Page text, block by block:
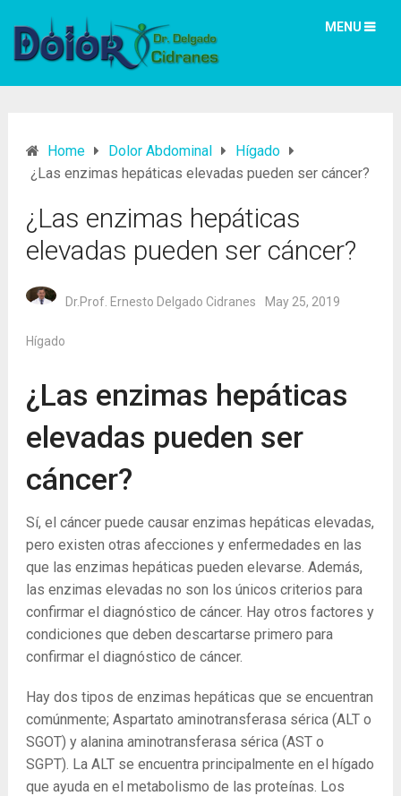
MENU
Home Dolor Abdominal
Hígado
¿Las enzimas hepáticas elevadas pueden ser cáncer?
¿Las enzimas hepáticas
elevadas pueden ser cáncer?
Dr.Prof. Ernesto Delgado Cidranes May 25, 2019
Hígado
¿Las enzimas hepáticas
elevadas pueden ser
cáncer?
Sí, el cáncer puede causar enzimas hepáticas elevadas,
pero existen otras afecciones y enfermedades en las
que las enzimas hepáticas pueden elevarse. Además,
las enzimas elevadas no son los únicos criterios para
confirmar el diagnóstico de cáncer. Hay otros factores y
condiciones que deben descartarse primero para
confirmar el diagnóstico de cáncer.
Hay dos tipos de enzimas hepáticas que se encuentran
comúnmente; Aspartato aminotransferasa sérica (ALT o
SGOT) y alanina aminotransferasa sérica (AST o
SGPT). La ALT se encuentra principalmente en el hígado
que ayuda en el metabolismo de las proteínas. Los